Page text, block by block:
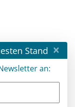
Stand ×
an: